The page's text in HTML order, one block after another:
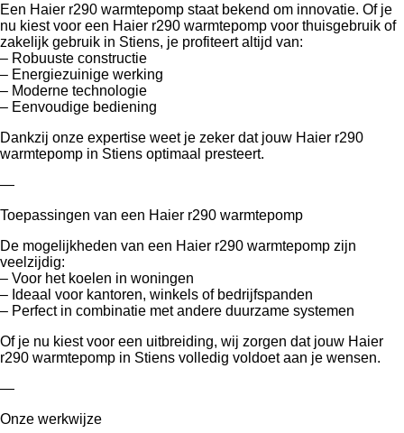
Een Haier r290 warmtepomp staat bekend om innovatie. Of je
nu kiest voor een Haier r290 warmtepomp voor thuisgebruik of
zakelijk gebruik in Stiens, je profiteert altijd van:
– Robuuste constructie
– Energiezuinige werking
– Moderne technologie
– Eenvoudige bediening
Dankzij onze expertise weet je zeker dat jouw Haier r290
warmtepomp in Stiens optimaal presteert.
—
Toepassingen van een Haier r290 warmtepomp
De mogelijkheden van een Haier r290 warmtepomp zijn
veelzijdig:
– Voor het koelen in woningen
– Ideaal voor kantoren, winkels of bedrijfspanden
– Perfect in combinatie met andere duurzame systemen
Of je nu kiest voor een uitbreiding, wij zorgen dat jouw Haier
r290 warmtepomp in Stiens volledig voldoet aan je wensen.
—
Onze werkwijze